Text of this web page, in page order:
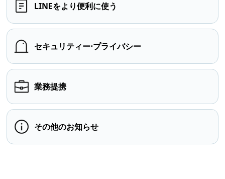
LINEをより便利に使う
セキュリティー⋅プライバシー
業務提携
その他のお知らせ